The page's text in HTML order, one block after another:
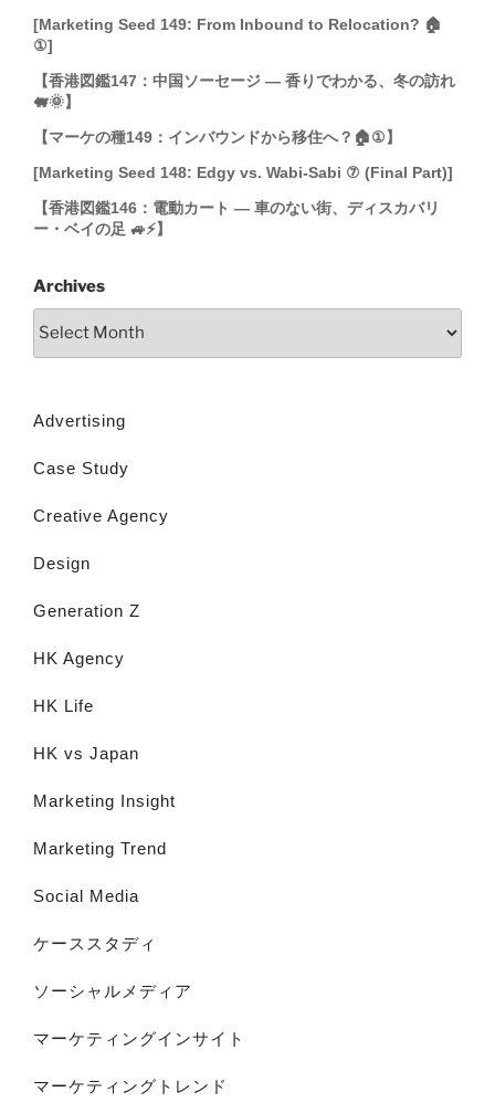
[Marketing Seed 149: From Inbound to Relocation? 🏠
①]
【香港図鑑147：中国ソーセージ ― 香りでわかる、冬の訪れ
🐖🌞】
【マーケの種149：インバウンドから移住へ？🏠①】
[Marketing Seed 148: Edgy vs. Wabi-Sabi ⑦ (Final Part)]
【香港図鑑146：電動カート ― 車のない街、ディスカバリ
ー・ベイの足 🚙⚡】
Archives
Advertising
Case Study
Creative Agency
Design
Generation Z
HK Agency
HK Life
HK vs Japan
Marketing Insight
Marketing Trend
Social Media
ケーススタディ
ソーシャルメディア
マーケティングインサイト
マーケティングトレンド